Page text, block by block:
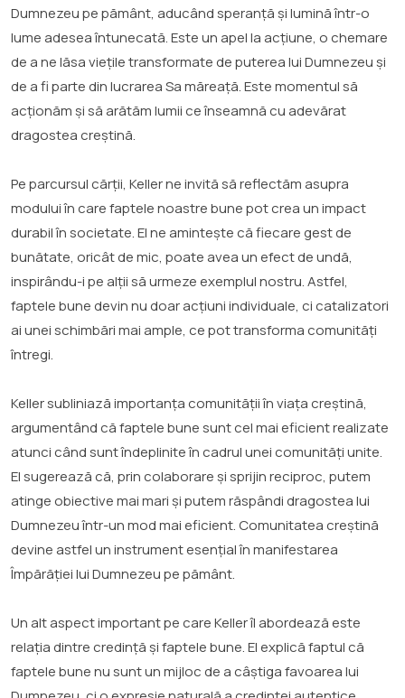
Dumnezeu pe pământ, aducând speranță și lumină într-o
lume adesea întunecată. Este un apel la acțiune, o chemare
de a ne lăsa viețile transformate de puterea lui Dumnezeu și
de a fi parte din lucrarea Sa măreață. Este momentul să
acționăm și să arătăm lumii ce înseamnă cu adevărat
dragostea creștină.
Pe parcursul cărții, Keller ne invită să reflectăm asupra
modului în care faptele noastre bune pot crea un impact
durabil în societate. El ne amintește că fiecare gest de
bunătate, oricât de mic, poate avea un efect de undă,
inspirându-i pe alții să urmeze exemplul nostru. Astfel,
faptele bune devin nu doar acțiuni individuale, ci catalizatori
ai unei schimbări mai ample, ce pot transforma comunități
întregi.
Keller subliniază importanța comunității în viața creștină,
argumentând că faptele bune sunt cel mai eficient realizate
atunci când sunt îndeplinite în cadrul unei comunități unite.
El sugerează că, prin colaborare și sprijin reciproc, putem
atinge obiective mai mari și putem răspândi dragostea lui
Dumnezeu într-un mod mai eficient. Comunitatea creștină
devine astfel un instrument esențial în manifestarea
Împărăției lui Dumnezeu pe pământ.
Un alt aspect important pe care Keller îl abordează este
relația dintre credință și faptele bune. El explică faptul că
faptele bune nu sunt un mijloc de a câștiga favoarea lui